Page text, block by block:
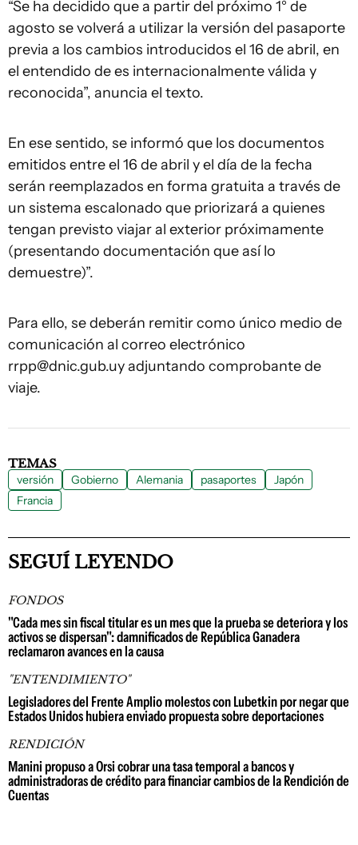
“Se ha decidido que a partir del próximo 1° de
agosto se volverá a utilizar la versión del pasaporte
previa a los cambios introducidos el 16 de abril, en
el entendido de es internacionalmente válida y
reconocida”, anuncia el texto.
En ese sentido, se informó que los documentos
emitidos entre el 16 de abril y el día de la fecha
serán reemplazados en forma gratuita a través de
un sistema escalonado que priorizará a quienes
tengan previsto viajar al exterior próximamente
(presentando documentación que así lo
demuestre)”.
Para ello, se deberán remitir como único medio de
comunicación al correo electrónico
rrpp@dnic.gub.uyadjuntando comprobante de
viaje.
TEMAS
versión Gobierno Alemania pasaportes
Japón
Francia
SEGUÍ LEYENDO
FONDOS
"Cada mes sin fiscal titular es un mes que la prueba se deteriora y los
activos se dispersan": damnificados de República Ganadera
reclamaron avances en la causa
"ENTENDIMIENTO"
Legisladores del Frente Amplio molestos con Lubetkin por negar que
Estados Unidos hubiera enviado propuesta sobre deportaciones
RENDICIÓN
Manini propuso a Orsi cobrar una tasa temporal a bancos y
administradoras de crédito para financiar cambios de la Rendición de
Cuentas